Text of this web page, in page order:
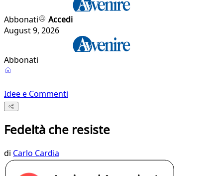
Abbonati
Accedi
August 9, 2026
Abbonati
Idee e Commenti
Fedeltà che resiste
di Carlo Cardia